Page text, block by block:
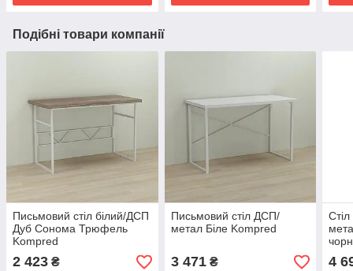
Подібні товари компанії
Письмовий стіл білий/ДСП
Дуб Сонома Трюфель
Kompred
2 423 ₴
Письмовий стіл ДСП/
метал Біле Kompred
3 471₴ 4